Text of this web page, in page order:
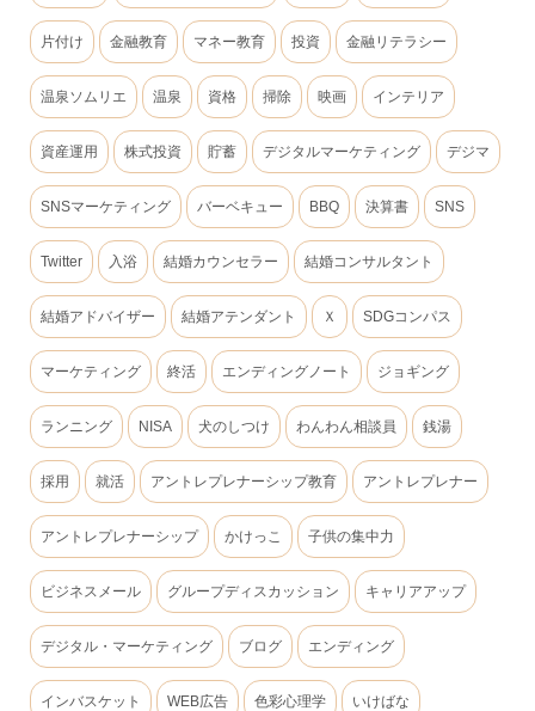
片付け 金融教育 マネー教育 投資 金融リテラシー
温泉ソムリエ 温泉 資格 掃除 映画 インテリア
資産運用 株式投資 貯蓄 デジタルマーケティング デジマ
SNSマーケティング バーベキュー BBQ 決算書 SNS
Twitter 入浴 結婚カウンセラー 結婚コンサルタント
結婚アドバイザー 結婚アテンダント Ｘ SDGコンパス
マーケティング 終活 エンディングノート ジョギング
ランニング NISA 犬のしつけ わんわん相談員 銭湯
採用 就活 アントレプレナーシップ教育 アントレプレナー
アントレプレナーシップ かけっこ 子供の集中力
ビジネスメール グループディスカッション キャリアアップ
デジタル・マーケティング ブログ エンディング
インバスケット WEB広告 色彩心理学 いけばな